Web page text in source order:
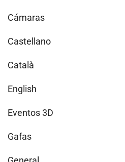
Cámaras
Castellano
Català
English
Eventos 3D
Gafas